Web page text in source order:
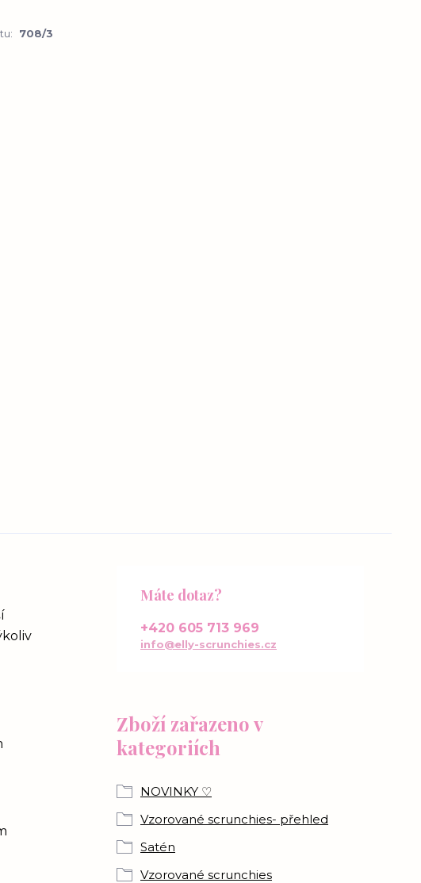
708/3
Zboží zařazeno v
kategoriích
NOVINKY ♡
Vzorované scrunchies- přehled
Satén
Vzorované scrunchies
Máte dotaz?
+420 605 713 969
info@elly-scrunchies.cz